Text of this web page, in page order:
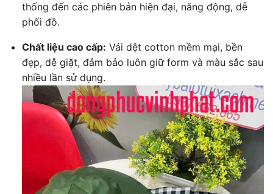
thống đến các phiên bản hiện đại, năng động, dễ
phối đồ.
Chất liệu cao cấp: Vải dệt cotton mềm mại, bền
đẹp, dễ giặt, đảm bảo luôn giữ form và màu sắc sau
nhiều lần sử dụng.